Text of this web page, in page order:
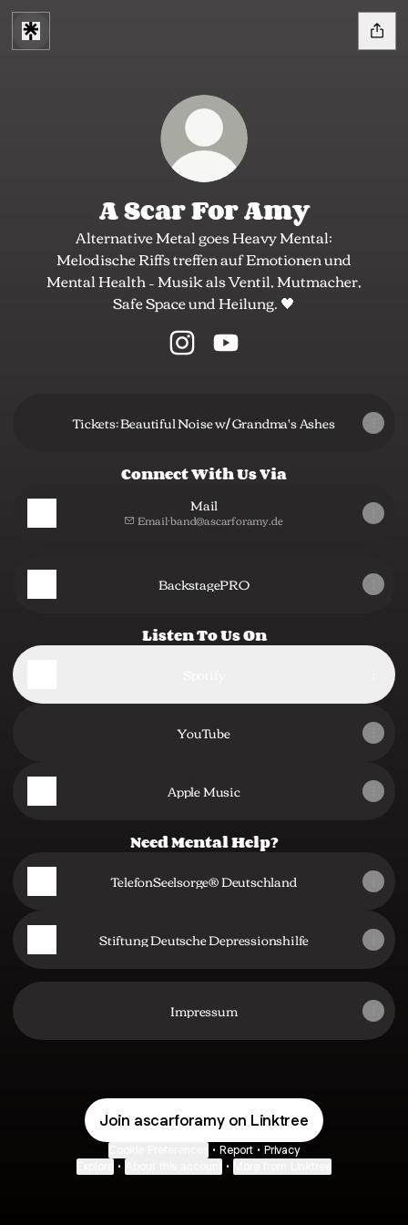
A Scar For Amy
Alternative Metal goes Heavy Mental:
Melodische Riffs treffen auf Emotionen und
Mental Health – Musik als Ventil, Mutmacher,
Safe Space und Heilung. 🖤
A Scar For Amy Instagram
Tickets: Beautiful Noise w/ Grandma's Ashes
Connect With Us Via
Mail
Email·band@ascarforamy.de
BackstagePRO
Listen To Us On
YouTube
Apple Music
Need Mental Help?
TelefonSeelsorge® Deutschland
Stiftung Deutsche Depressionshilfe
Impressum
Join ascarforamy on Linktree
• Report • Privacy
• •